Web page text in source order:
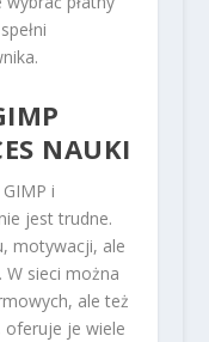
NAUKI
i
jest trudne.
motywacji, ale
sieci można
ale też
oferuje je wiele